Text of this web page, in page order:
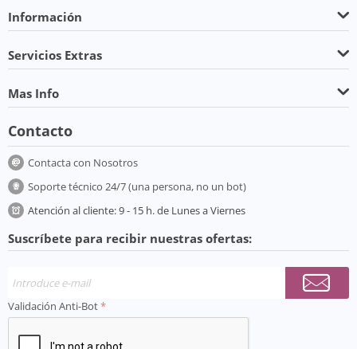
Información
Servicios Extras
Mas Info
Contacto
Contacta con Nosotros
Soporte técnico 24/7 (una persona, no un bot)
Atención al cliente: 9 - 15 h. de Lunes a Viernes
Suscríbete para recibir nuestras ofertas:
Validación Anti-Bot